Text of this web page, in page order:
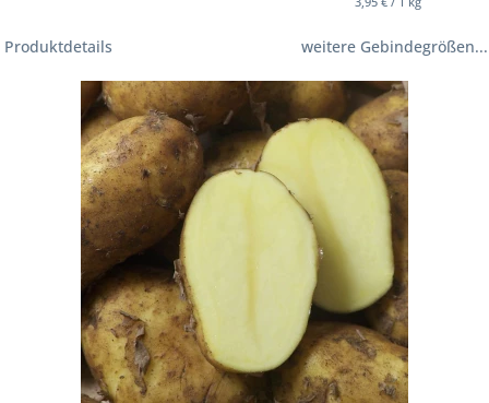
Produktdetails weitere Gebindegrößen...